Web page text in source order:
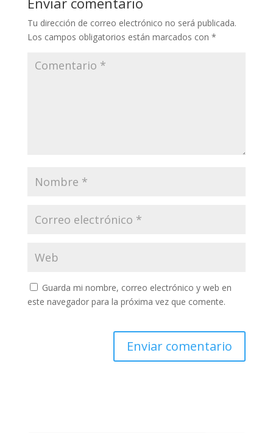
Tu dirección de correo electrónico no será publicada.
Los campos obligatorios están marcados con *
Guarda mi nombre, correo electrónico y web en
este navegador para la próxima vez que comente.